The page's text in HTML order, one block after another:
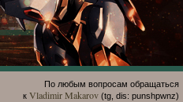
По любым вопросам обращаться
к Vladimir Makarov (tg, dis: punshpwnz)